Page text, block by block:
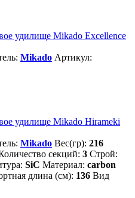
удилище Mikado Excellence
Mikado Артикул:
удилище Mikado Hirameki
Mikado Вес(гр): 216
секций: 3 Строй:
SiC Материал: carbon
длина (см): 136 Вид